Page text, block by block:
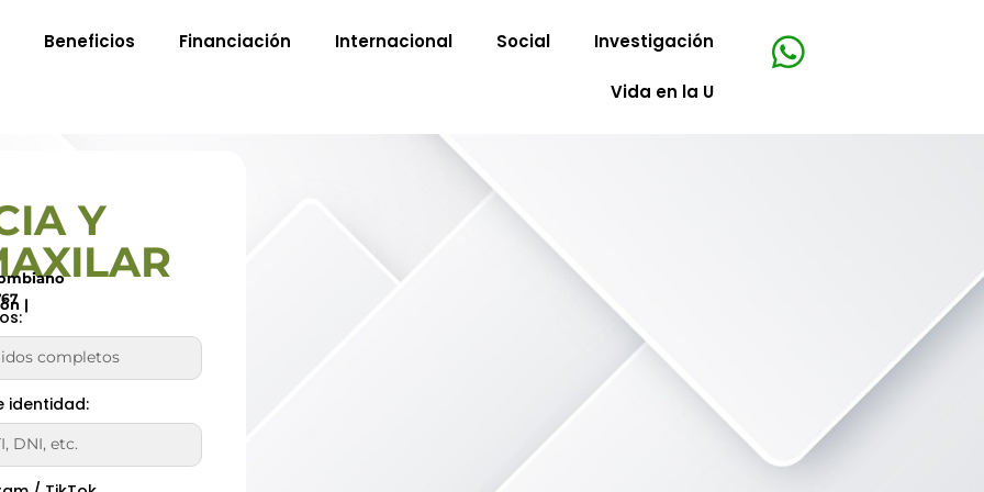
Beneficios Financiación Internacional Social Investigación
Vida en la U
Y
|
identidad: